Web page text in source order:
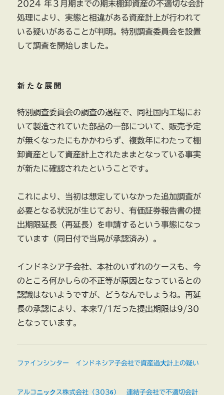
2024 年３月期までの期末棚卸資産の不適切な会計
処理により、実態と相違がある資産計上が行われて
いる疑いがあることが判明。特別調査委員会を設置
して調査を開始しました。
新たな展開
特別調査委員会の調査の過程で、同社国内工場にお
いて製造されていた部品の一部について、販売予定
が無くなったにもかかわらず、複数年にわたって棚
卸資産として資産計上されたままとなっている事実
が新たに確認されたということです。
これにより、当初は想定していなかった追加調査が
必要となる状況が生じており、有価証券報告書の提
出期限延長（再延長）を申請するという事態になっ
ています（同日付で当局が承認済み）。
インドネシア子会社、本社のいずれのケースも、今
のところ何かしらの不正等が原因となっているとの
認識はないようですが、どうなんでしょうね。再延
長の承認により、本来7/1だった提出期限は9/30
となっています。
ファインシンター インドネシア子会社で資産過大計上の疑い
アルコニックス株式会社（3036） 連結子会社で不適切会計